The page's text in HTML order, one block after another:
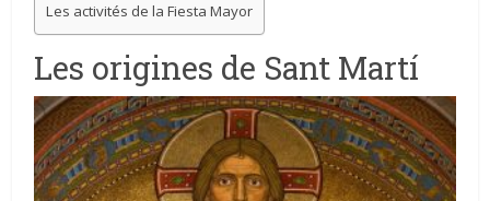
Les activités de la Fiesta Mayor
Les origines de Sant Martí